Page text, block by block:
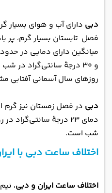
دبی دارای آب و هوای بسیار
فصل تابستان بسیار گرم، پر
و ۳۰ درجهٔ سانتی‌گراد
روزهای سال آسمانی آفتابی
دبی در فصل زمستان نیز گرم
شب است.
اختلاف ساعت دبی با
اختلاف ساعت ایران و دبی،